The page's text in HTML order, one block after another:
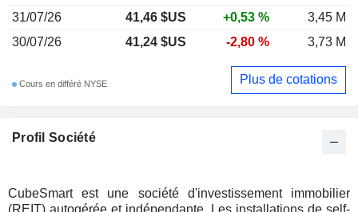
Profil Société
CubeSmart est une société d'investissement immobilier
(REIT) autogérée et indépendante. Les installations de self-
31/07/26
41,46 $US +0,53 %
3,45 M
30/07/26
41,24 $US -2,80 % 3,73 M
Cours en différé NYSE Plus de cotations